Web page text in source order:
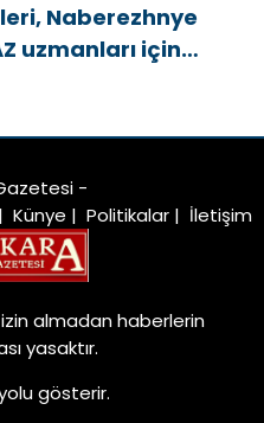
Naberezhnye
uzmanları için
-
| Künye | Politikalar | İletişim
almadan haberlerin
yasaktır.
gösterir.